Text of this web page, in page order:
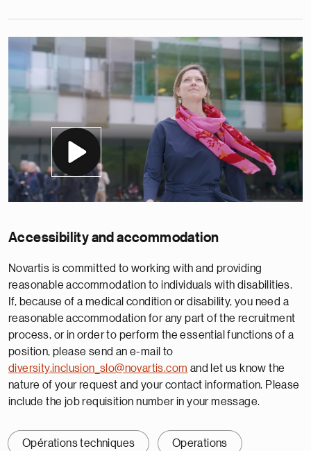
Accessibility and accommodation
Novartis is committed to working with and providing
reasonable accommodation to individuals with disabilities.
If, because of a medical condition or disability, you need a
reasonable accommodation for any part of the recruitment
process, or in order to perform the essential functions of a
position, please send an e-mail to
diversity.inclusion_slo@novartis.com and let us know the
nature of your request and your contact information. Please
include the job requisition number in your message.
Opérations techniques Operations